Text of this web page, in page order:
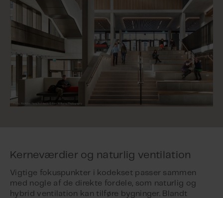
Kerneværdier og naturlig ventilation
Vigtige fokuspunkter i kodekset passer sammen
med nogle af de direkte fordele, som naturlig og
hybrid ventilation kan tilføre bygninger. Blandt